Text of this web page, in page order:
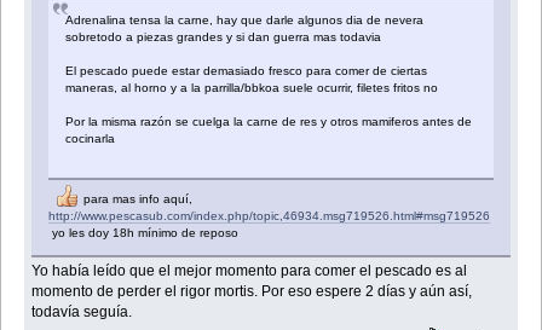
Adrenalina tensa la carne, hay que darle algunos dia de nevera
sobretodo a piezas grandes y si dan guerra mas todavia
El pescado puede estar demasiado fresco para comer de ciertas
maneras, al horno y a la parrilla/bbkoa suele ocurrir, filetes fritos no
Por la misma razón se cuelga la carne de res y otros mamiferos antes de
cocinarla
para mas info aquí,
http://www.pescasub.com/index.php/topic,46934.msg719526.html#msg719526
yo les doy 18h mínimo de reposo
Yo había leído que el mejor momento para comer el pescado es al
momento de perder el rigor mortis. Por eso espere 2 días y aún así,
todavía seguía.